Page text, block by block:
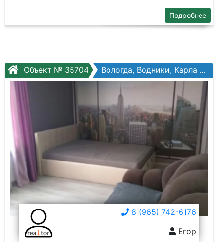
Подробнее
Объект № 35704 Вологда, Водники, Карла Маркса ул, №123а
8 (965) 742-6176
Егор